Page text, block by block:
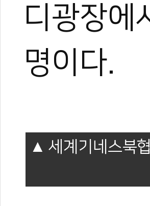
디광장에
명이다.
세계기네스북